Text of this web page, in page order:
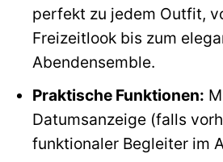
perfekt zu jedem Outfit,
Freizeitlook bis zum
Abendensemble.
Praktische Funktionen:
Datumsanzeige (falls
funktionaler Begleiter im